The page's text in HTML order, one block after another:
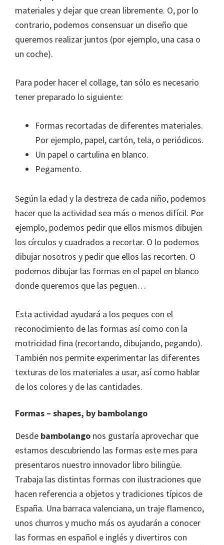
materiales y dejar que crean libremente. O, por lo
contrario, podemos consensuar un diseño que
queremos realizar juntos (por ejemplo, una casa o
un coche).
Para poder hacer el collage, tan sólo es necesario
tener preparado lo siguiente:
Formas recortadas de diferentes materiales.
Por ejemplo, papel, cartón, tela, o periódicos.
Un papel o cartulina en blanco.
Pegamento.
Según la edad y la destreza de cada niño, podemos
hacer que la actividad sea más o menos difícil. Por
ejemplo, podemos pedir que ellos mismos dibujen
los círculos y cuadrados a recortar. O lo podemos
dibujar nosotros y pedir que ellos las recorten. O
podemos dibujar las formas en el papel en blanco
donde queremos que las peguen…
Esta actividad ayudará a los peques con el
reconocimiento de las formas así como con la
motricidad fina (recortando, dibujando, pegando).
También nos permite experimentar las diferentes
texturas de los materiales a usar, así como hablar
de los colores y de las cantidades.
Formas – shapes, by bambolango
Desde bambolango nos gustaría aprovechar que
estamos descubriendo las formas este mes para
presentaros nuestro innovador libro bilingüe.
Trabaja las distintas formas con ilustraciones que
hacen referencia a objetos y tradiciones típicos de
España. Una barraca valenciana, un traje flamenco,
unos churros y mucho más os ayudarán a conocer
las formas en español e inglés y divertiros con